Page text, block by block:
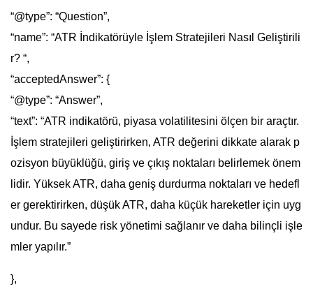
“@type”: “Question”,
“name”: “ATR İndikatörüyle İşlem Stratejileri Nasıl Geliştirili
r? “,
“acceptedAnswer”: {
“@type”: “Answer”,
“text”: “ATR indikatörü, piyasa volatilitesini ölçen bir araçtır.
İşlem stratejileri geliştirirken, ATR değerini dikkate alarak p
ozisyon büyüklüğü, giriş ve çıkış noktaları belirlemek önem
lidir. Yüksek ATR, daha geniş durdurma noktaları ve hedefl
er gerektirirken, düşük ATR, daha küçük hareketler için uyg
undur. Bu sayede risk yönetimi sağlanır ve daha bilinçli işle
mler yapılır.”
},